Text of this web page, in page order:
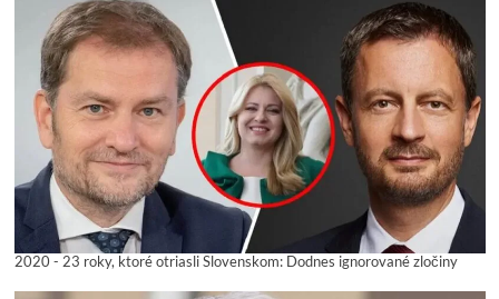
2020 - 23 roky, ktoré otriasli Slovenskom: Dodnes ignorované zločiny